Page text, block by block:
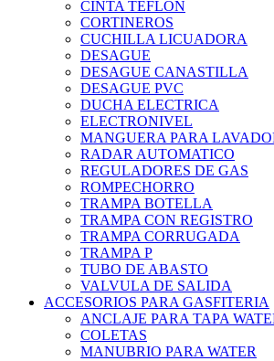
CINTA TEFLON
CORTINEROS
CUCHILLA LICUADORA
DESAGUE
DESAGUE CANASTILLA
DESAGUE PVC
DUCHA ELECTRICA
ELECTRONIVEL
MANGUERA PARA
RADAR AUTOMATICO
REGULADORES DE GAS
ROMPECHORRO
TRAMPA BOTELLA
TRAMPA CON REGISTRO
TRAMPA CORRUGADA
TRAMPA P
TUBO DE ABASTO
VALVULA DE SALIDA
ACCESORIOS PARA GASFITERIA
ANCLAJE PARA TAPA
COLETAS
MANUBRIO PARA WATER